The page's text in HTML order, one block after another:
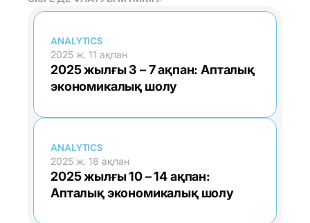
ANALYTICS
2025 ж. 11 ақпан
2025 жылғы 3 – 7 ақпан: Апталық
экономикалық шолу
ANALYTICS
2025 ж. 18 ақпан
2025 жылғы 10 – 14 ақпан:
Апталық экономикалық шолу